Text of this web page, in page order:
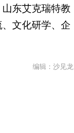
东艾克瑞特教
文化研学、企
编辑：沙见龙